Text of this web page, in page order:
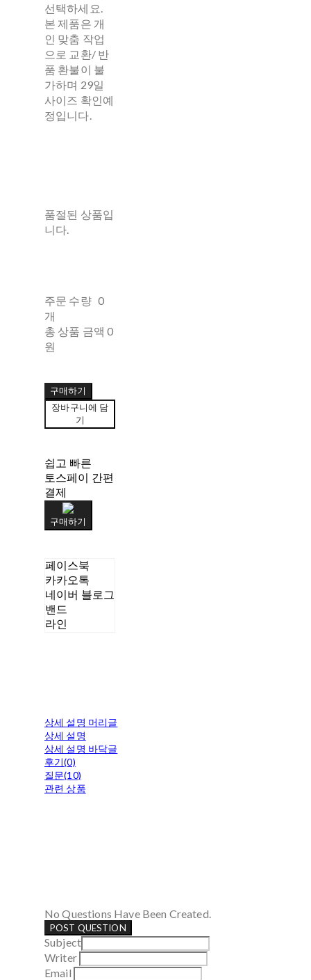
선택하세요.
본 제품은 개
인 맞춤 작업
으로 교환/ 반
품 환불이 불
가하며 29일
사이즈 확인예
정입니다.
품절된 상품입
니다.
주문 수량 0
개
총 상품 금액 0
원
구매하기
장바구니에 담
기
쉽고 빠른
토스페이 간편
결제
구매하기
페이스북
카카오톡
네이버 블로그
밴드
라인
상세 설명 머리글
상세 설명
상세 설명 바닥글
후기(0)
질문(10)
관련 상품
No Questions Have Been Created.
POST QUESTION
Subject
Writer
Email